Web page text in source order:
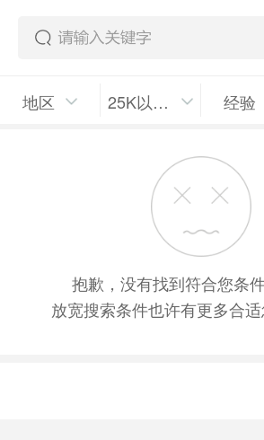
地区 25K以上/月 经验
抱歉，没有找到符合您条
放宽搜索条件也许有更多合